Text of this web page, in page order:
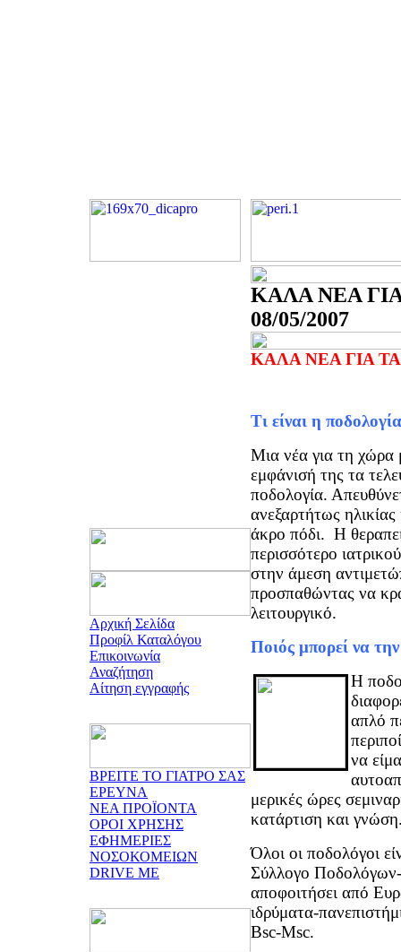
Αρχική Σελίδα
Προφίλ Καταλόγου
Επικοινωνία
Αναζήτηση
Αίτηση εγγραφής
ΒΡΕΙΤΕ ΤΟ ΓΙΑΤΡΟ ΣΑΣ
ΕΡΕΥΝΑ
ΝΕΑ ΠΡΟΪΟΝΤΑ
ΟΡΟΙ ΧΡΗΣΗΣ
ΕΦΗΜΕΡΙΕΣ
ΝΟΣΟΚΟΜΕΙΩΝ
DRIVE ME
ΚΑΛΑ ΝΕΑ
08/05/2007
ΚΑΛΑ ΝΕΑ ΓΙΑ
Τι είναι η
Μια νέα για τη χώρα
εμφάνισή της τα
ποδολογία.
ανεξαρτήτως
άκρο πόδι. Η
περισσότερο
στην άμεση
προσπαθώντας να
λειτουργικό.
Ποιός μπορεί να
Η
απλό
να
μερικές ώρες
κατάρτιση και
Όλοι οι ποδολόγοι
Σύλλογο
αποφοιτήσει από
ιδρύματα-
Bsc-Msc.